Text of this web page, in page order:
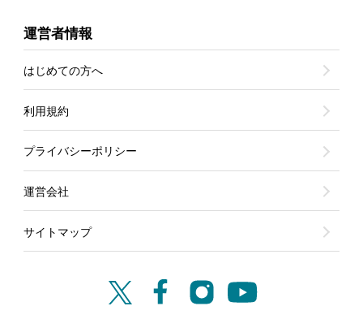
運営者情報
はじめての方へ
利用規約
プライバシーポリシー
運営会社
サイトマップ